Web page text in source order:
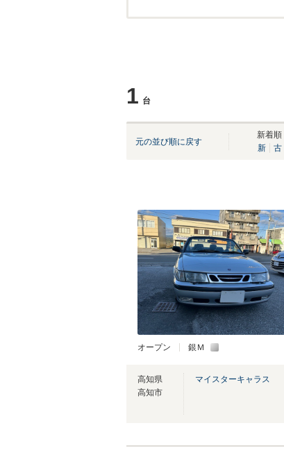
1 台
元の並び順に戻す
新着順
新
古
オープン 銀Ｍ
高知県
高知市
マイスターキャラス